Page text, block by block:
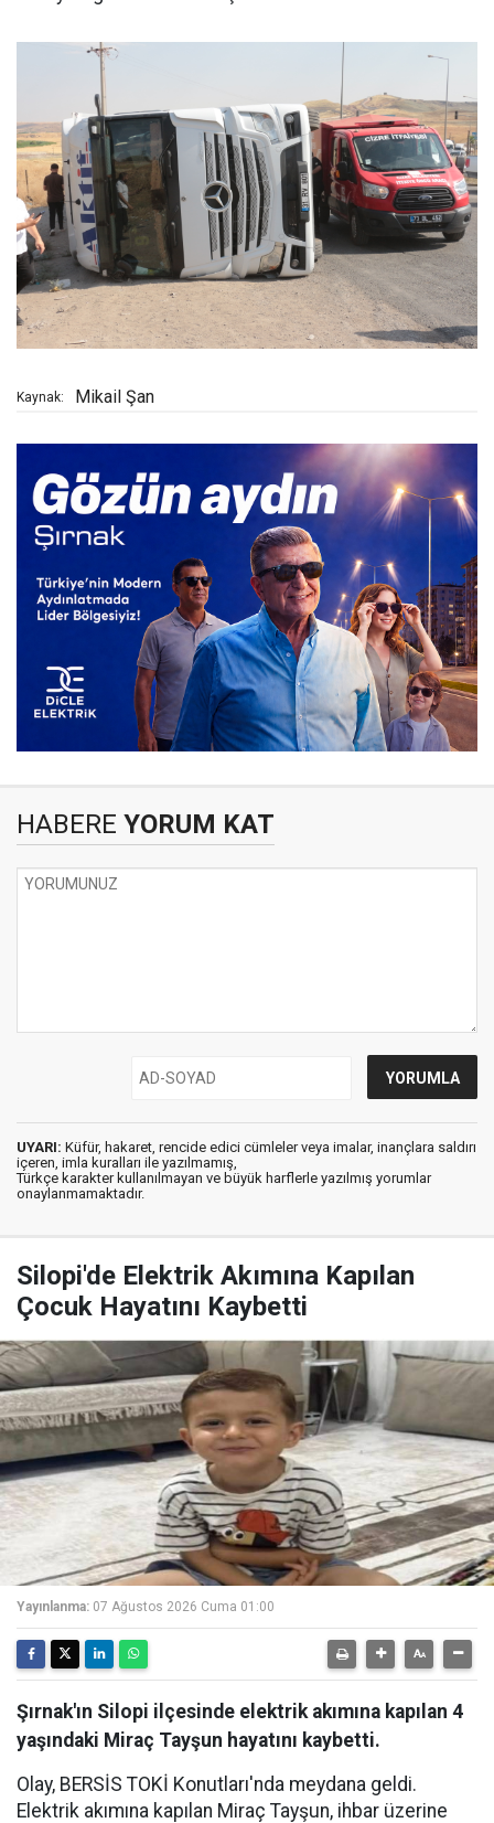
Kaynak: Mikail Şan
HABERE YORUM KAT
UYARI: Küfür, hakaret, rencide edici cümleler veya imalar, inançlara saldırı
içeren, imla kuralları ile yazılmamış,
Türkçe karakter kullanılmayan ve büyük harflerle yazılmış yorumlar
onaylanmamaktadır.
Silopi'de Elektrik Akımına Kapılan
Çocuk Hayatını Kaybetti
Yayınlanma: 07 Ağustos 2026 Cuma 01:00
Şırnak'ın Silopi ilçesinde elektrik akımına kapılan 4
yaşındaki Miraç Tayşun hayatını kaybetti.
Olay, BERSİS TOKİ Konutları'nda meydana geldi.
Elektrik akımına kapılan Miraç Tayşun, ihbar üzerine